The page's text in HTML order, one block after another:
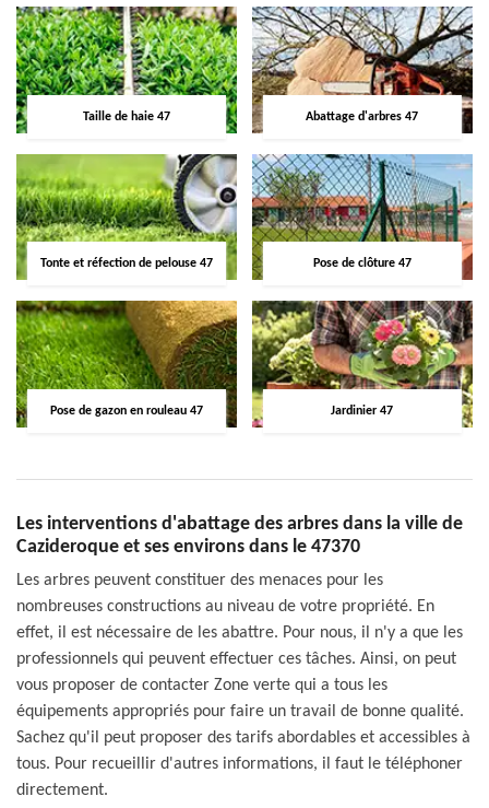
Taille de haie 47 Abattage d'arbres 47
Tonte et réfection de pelouse 47 Pose de clôture 47
Pose de gazon en rouleau 47 Jardinier 47
Les interventions d'abattage des arbres dans la ville de
Cazideroque et ses environs dans le 47370
Les arbres peuvent constituer des menaces pour les
nombreuses constructions au niveau de votre propriété. En
effet, il est nécessaire de les abattre. Pour nous, il n'y a que les
professionnels qui peuvent effectuer ces tâches. Ainsi, on peut
vous proposer de contacter Zone verte qui a tous les
équipements appropriés pour faire un travail de bonne qualité.
Sachez qu'il peut proposer des tarifs abordables et accessibles à
tous. Pour recueillir d'autres informations, il faut le téléphoner
directement.